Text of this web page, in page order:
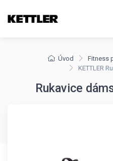
Úvod Fitness
KETTLER
Rukavice